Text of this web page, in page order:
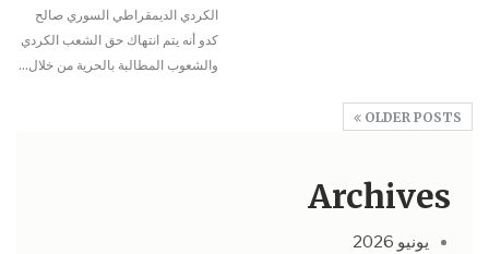
الكردي الديمقراطي السوري صالح
كدو أنه يتم انتهاك حق الشعب الكردي
والشعوب المطالبة بالحرية من خلال…
OLDER POSTS
Archives
يونيو 2026